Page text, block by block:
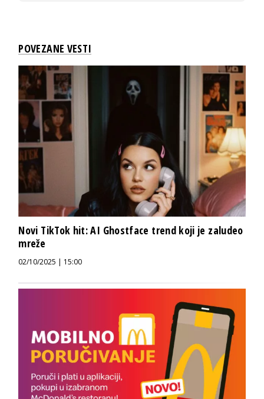
POVEZANE VESTI
Novi TikTok hit: AI Ghostface trend koji je zaludeo
mreže
02/10/2025 | 15:00